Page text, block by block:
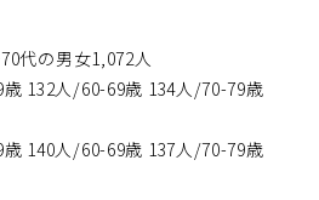
代の男女1,072人
132人/60-69歳 134人/70-79歳
140人/60-69歳 137人/70-79歳